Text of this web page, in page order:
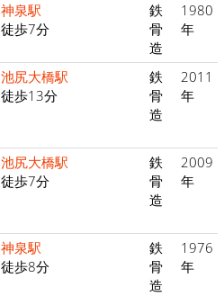
神泉駅
徒歩7分
鉄
骨
造
1980
年
池尻大橋駅
徒歩13分
鉄
骨
造
2011
年
池尻大橋駅
徒歩7分
鉄
骨
造
2009
年
神泉駅
徒歩8分
鉄
骨
造
1976
年